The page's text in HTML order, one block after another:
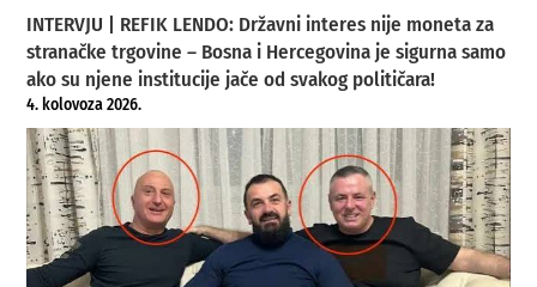
INTERVJU | REFIK LENDO: Državni interes nije moneta za
stranačke trgovine – Bosna i Hercegovina je sigurna samo
ako su njene institucije jače od svakog političara!
4. kolovoza 2026.